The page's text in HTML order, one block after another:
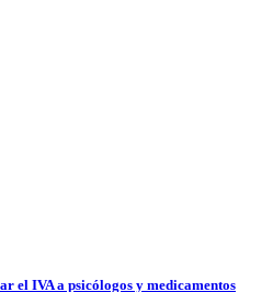
el IVA a psicólogos y medicamentos